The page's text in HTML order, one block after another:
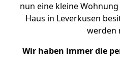
nun eine kleine
Haus in Leverkusen
werden
Wir haben immer die